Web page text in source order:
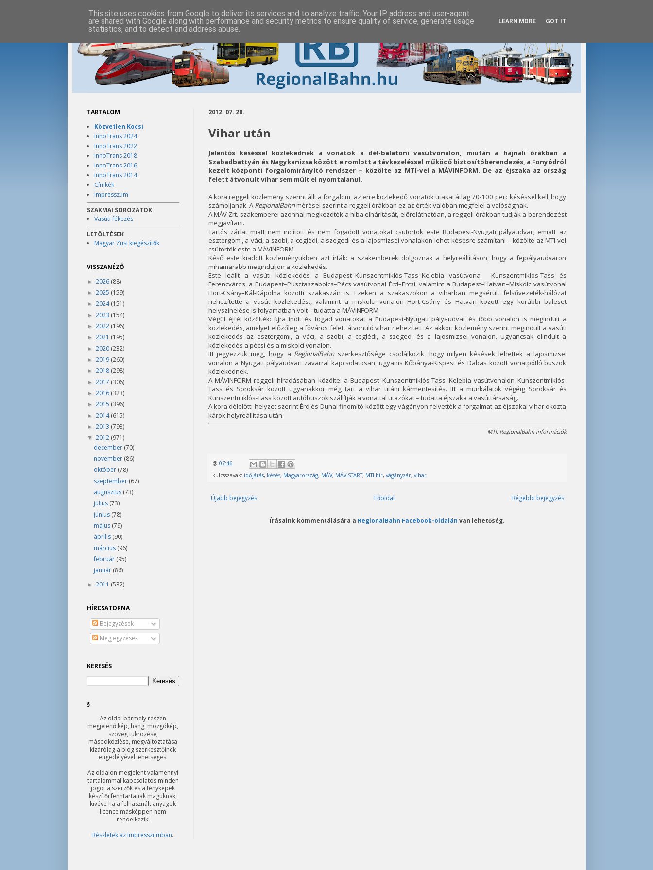
2012. 07. 20.
Vihar után
Jelentős késéssel közlekednek a vonatok a dél-balatoni vasútvonalon, miután a hajnali órákban a
Szabadbattyán és Nagykanizsa között elromlott a távkezeléssel működő biztosítóberendezés, a Fonyódról
kezelt központi forgalomirányító rendszer – közölte az MTI-vel a MÁVINFORM. De az éjszaka az ország
felett átvonult vihar sem múlt el nyomtalanul.
A kora reggeli közlemény szerint állt a forgalom, az erre közlekedő vonatok utasai átlag 70-100 perc késéssel kell, hogy
számoljanak. A RegionalBahnmérései szerint a reggeli órákban ez az érték valóban megfelel a valóságnak.
A MÁV Zrt. szakemberei azonnal megkezdték a hiba elhárítását, előreláthatóan, a reggeli órákban tudják a berendezést
megjavítani.
Tartós zárlat miatt nem indított és nem fogadott vonatokat csütörtök este Budapest-Nyugati pályaudvar, emiatt az
esztergomi, a váci, a szobi, a ceglédi, a szegedi és a lajosmizsei vonalakon lehet késésre számítani – közölte az MTI-vel
csütörtök este a MÁVINFORM.
Késő este kiadott közleményükben azt írták: a szakemberek dolgoznak a helyreállításon, hogy a fejpályaudvaron
mihamarabb meginduljon a közlekedés.
Este leállt a vasúti közlekedés a Budapest–Kunszentmiklós-Tass–Kelebia vasútvonal Kunszentmiklós-Tass és
Ferencváros, a Budapest–Pusztaszabolcs–Pécs vasútvonal Érd–Ercsi, valamint a Budapest–Hatvan–Miskolc vasútvonal
Hort-Csány–Kál-Kápolna közötti szakaszán is. Ezeken a szakaszokon a viharban megsérült felsővezeték-hálózat
nehezítette a vasút közlekedést, valamint a miskolci vonalon Hort-Csány és Hatvan között egy korábbi baleset
helyszínelése is folyamatban volt – tudatta a MÁVINFORM.
Végül éjfél közölték: újra indít és fogad vonatokat a Budapest-Nyugati pályaudvar és több vonalon is megindult a
közlekedés, amelyet előzőleg a főváros felett átvonuló vihar nehezített. Az akkori közlemény szerint megindult a vasúti
közlekedés az esztergomi, a váci, a szobi, a ceglédi, a szegedi és a lajosmizsei vonalon. Ugyancsak elindult a
közlekedés a pécsi és a miskolci vonalon.
Itt jegyezzük meg, hogy a RegionalBahnszerkesztősége csodálkozik, hogy milyen késések lehettek a lajosmizsei
vonalon a Nyugati pályaudvari zavarral kapcsolatosan, ugyanis Kőbánya-Kispest és Dabas között vonatpótló buszok
közlekednek.
A MÁVINFORM reggeli híradásában közölte: a Budapest–Kunszentmiklós-Tass–Kelebia vasútvonalon Kunszentmiklós-
Tass és Soroksár között ugyanakkor még tart a vihar utáni kármentesítés. Itt a munkálatok végéig Soroksár és
Kunszentmiklós-Tass között autóbuszok szállítják a vonattal utazókat – tudatta éjszaka a vasúttársaság.
A kora délelőtti helyzet szerint Érd és Dunai finomító között egy vágányon felvették a forgalmat az éjszakai vihar okozta
károk helyreállítása után.
MTI, RegionalBahn információk
@ 07:46
kulcsszavak: időjárás, késés, Magyarország, MÁV, MÁV-START, MTI-hír, vágányzár, vihar
Újabb bejegyzés Régebbi bejegyzés
Főoldal
Írásaink kommentálására a RegionalBahn Facebook-oldalán van lehetőség.
TARTALOM
Közvetlen Kocsi
InnoTrans 2024
InnoTrans 2022
InnoTrans 2018
InnoTrans 2016
InnoTrans 2014
Címkék
Impresszum
SZAKMAI SOROZATOK
Vasúti fékezés
LETÖLTÉSEK
Magyar Zusi kiegészítők
VISSZANÉZŐ
► 2026 (88)
► 2025 (159)
► 2024(151)
► 2023 (154)
► 2022 (196)
► 2021 (195)
► 2020 (232)
► 2019 (260)
► 2018 (298)
► 2017 (306)
► 2016 (323)
► 2015 (396)
► 2014(615)
► 2013 (793)
▼ 2012 (971)
december (70)
november (86)
október (78)
szeptember (67)
augusztus (73)
július (73)
június (78)
május (79)
április (90)
március (96)
február (95)
január (86)
► 2011 (532)
HÍRCSATORNA
Bejegyzések
Megjegyzések
KERESÉS
§
Az oldal bármely részén
megjelenő kép, hang, mozgókép,
szöveg tükrözése,
másodközlése, megváltoztatása
kizárólag a blog szerkesztőinek
engedélyével lehetséges.
Az oldalon megjelent valamennyi
tartalommal kapcsolatos minden
jogot a szerzők és a fényképek
készítői fenntartanak maguknak,
kivéve ha a felhasznált anyagok
licence másképpen nem
rendelkezik.
Részletek az Impresszumban.
This site uses cookies from Google to deliver its services and to analyze traffic. Your IP address and user-agent
are shared with Google along with performance and security metrics to ensure quality of service, generate usage
statistics, and to detect and address abuse.
LEARN MORE GOT IT